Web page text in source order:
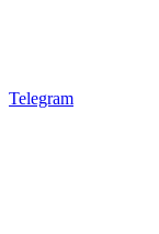
Telegram